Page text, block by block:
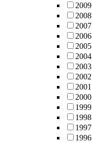
2009
2008
2007
2006
2005
2004
2003
2002
2001
2000
1999
1998
1997
1996